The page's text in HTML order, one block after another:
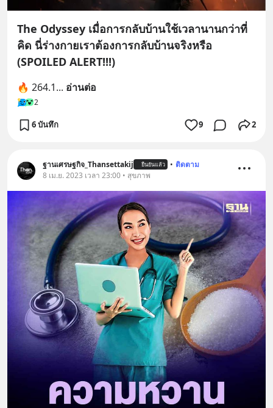
The Odyssey เมื่อการกลับบ้านใช้เวลานานกว่าที่
คิด นี่ร่างกายเราต้องการกลับบ้านจริงหรือ
(SPOILED ALERT!!!)
🔥 264.1... อ่านต่อ
2
6 บันทึก 9 2
ฐานเศรษฐกิจ_Thansettakij ยืนยันแล้ว • ติดตาม
8 เม.ย. 2023 เวลา 23:00 • สุขภาพ